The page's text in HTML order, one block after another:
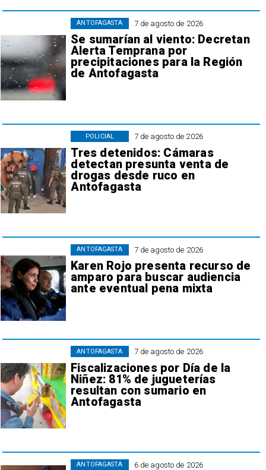
7 de agosto de 2026
Se sumarían al viento: Decretan
Alerta Temprana por
precipitaciones para la Región
de Antofagasta
ANTOFAGASTA
7 de agosto de 2026
Tres detenidos: Cámaras
detectan presunta venta de
drogas desde ruco en
Antofagasta
POLICIAL
7 de agosto de 2026
Karen Rojo presenta recurso de
amparo para buscar audiencia
ante eventual pena mixta
ANTOFAGASTA
7 de agosto de 2026
Fiscalizaciones por Día de la
Niñez: 81% de jugueterías
resultan con sumario en
Antofagasta
ANTOFAGASTA
6 de agosto de 2026
ANTOFAGASTA